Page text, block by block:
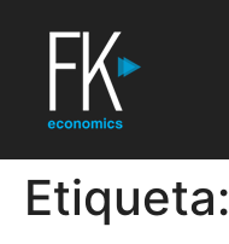
Etiqueta: